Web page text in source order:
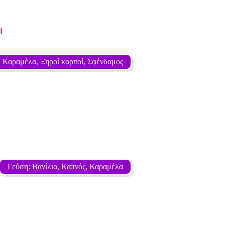
Ξηροί καρποί, Σφένδαμος
Γεύση: Βανίλια, Καπνός, Καραμέλα